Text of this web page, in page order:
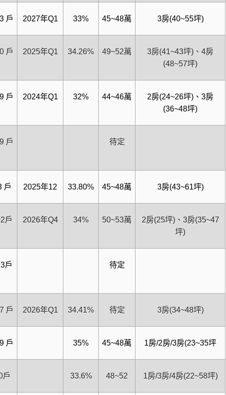
戶 2027年Q1 33% 45~48萬 3房(40~55坪)
戶 2025年Q1 34.26% 49~52萬
3房(41~43坪)、4房
(48~57坪)
戶 2024年Q1 32% 44~46萬
2房(24~26坪)、3房
(36~48坪)
戶 待定
戶 2025年12 33.80% 45~48萬 3房(43~61坪)
戶 2026年Q4 34% 50~53萬
2房(25坪)、3房(35~47
坪)
戶 待定
戶 2026年Q1 34.41% 待定 3房(34~48坪)
戶 35% 45~48萬 1房/2房/3房(23~35坪
戶 33.6% 48~52 1房/3房/4房(22~58坪)